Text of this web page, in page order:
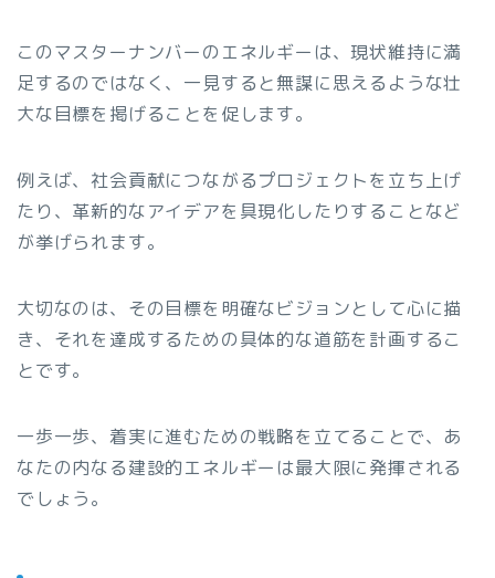
このマスターナンバーのエネルギーは、現状維持に満
足するのではなく、一見すると無謀に思えるような壮
大な目標を掲げることを促します。
例えば、社会貢献につながるプロジェクトを立ち上げ
たり、革新的なアイデアを具現化したりすることなど
が挙げられます。
大切なのは、その目標を明確なビジョンとして心に描
き、それを達成するための具体的な道筋を計画するこ
とです。
一歩一歩、着実に進むための戦略を立てることで、あ
なたの内なる建設的エネルギーは最大限に発揮される
でしょう。